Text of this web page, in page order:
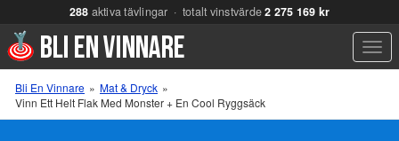
288 aktiva tävlingar · totalt vinstvärde2 275 169 kr
Bli En Vinnare » Mat & Dryck »
Vinn Ett Helt Flak Med Monster + En Cool Ryggsäck